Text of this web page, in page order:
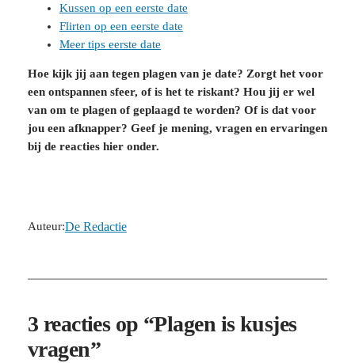
Kussen op een eerste date
Flirten op een eerste date
Meer tips eerste date
Hoe kijk jij aan tegen plagen van je date? Zorgt het voor
een ontspannen sfeer, of is het te riskant? Hou jij er wel
van om te plagen of geplaagd te worden? Of is dat voor
jou een afknapper? Geef je mening, vragen en ervaringen
bij de reacties hier onder.
Auteur:De Redactie
3 reacties op “Plagen is kusjes
vragen”